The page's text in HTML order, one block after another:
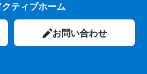
ティブホーム
お問い合わせ